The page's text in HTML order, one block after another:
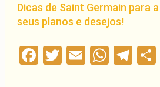
Dicas de Saint Germain para
seus planos e desejos!
Facebook
Twitter
Email